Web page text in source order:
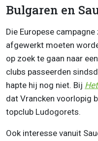
Bulgaren en
Die Europese
afgewerkt moeten
op zoek te gaan naar
clubs passeerden
hapte hij nog niet. Bij
dat Vrancken voorlopig
topclub Ludogorets.
Ook interesse vanuit